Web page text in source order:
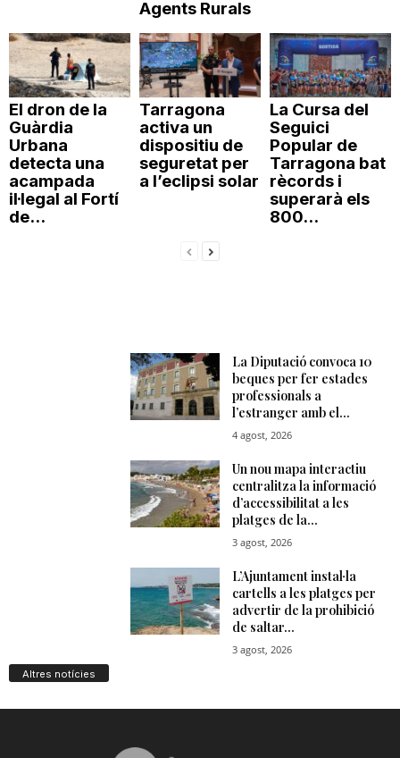
Agents Rurals
El dron de la
Guàrdia
Urbana
detecta una
acampada
il·legal al Fortí
de...
Tarragona
activa un
dispositiu de
seguretat per
a l’eclipsi solar
La Cursa del
Seguici
Popular de
Tarragona bat
rècords i
superarà els
800...
Altres notícies